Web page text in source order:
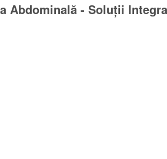
Abdominală - Soluții